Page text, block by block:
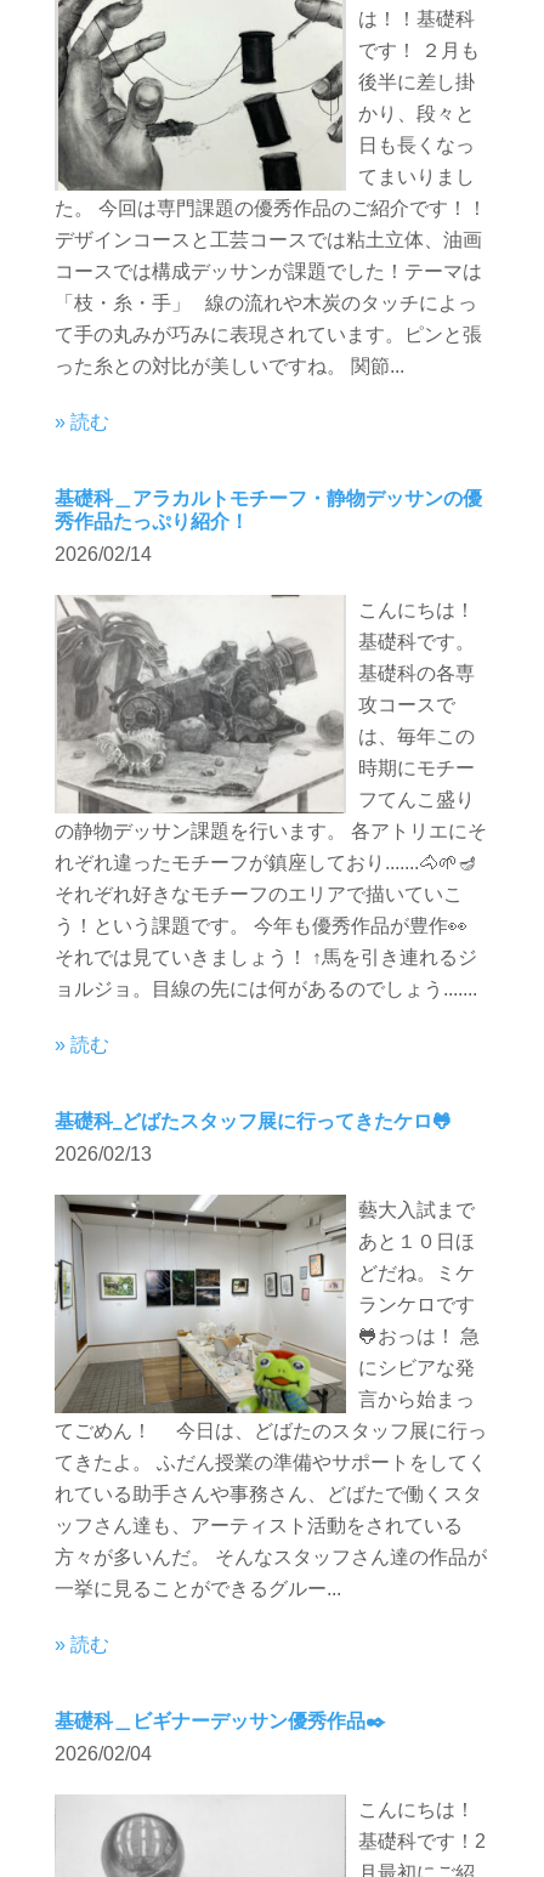
は！！基礎科
です！ ２月も
後半に差し掛
かり、段々と
日も長くなっ
てまいりまし
た。 今回は専門課題の優秀作品のご紹介です！！
デザインコースと工芸コースでは粘土立体、油画
コースでは構成デッサンが課題でした！テーマは
「枝・糸・手」 線の流れや木炭のタッチによっ
て手の丸みが巧みに表現されています。ピンと張
った糸との対比が美しいですね。 関節...
» 読む
基礎科＿アラカルトモチーフ・静物デッサンの優
秀作品たっぷり紹介！
2026/02/14
こんにちは！
基礎科です。
基礎科の各専
攻コースで
は、毎年この
時期にモチー
フてんこ盛り
の静物デッサン課題を行います。 各アトリエにそ
れぞれ違ったモチーフが鎮座しており.......🐴🌱🪔
それぞれ好きなモチーフのエリアで描いていこ
う！という課題です。 今年も優秀作品が豊作👀
それでは見ていきましょう！ ↑馬を引き連れるジ
ョルジョ。目線の先には何があるのでしょう.......
» 読む
基礎科_どばたスタッフ展に行ってきたケロ🐸
2026/02/13
藝大入試まで
あと１０日ほ
どだね。ミケ
ランケロです
🐸おっは！ 急
にシビアな発
言から始まっ
てごめん！ 今日は、どばたのスタッフ展に行っ
てきたよ。 ふだん授業の準備やサポートをしてく
れている助手さんや事務さん、どばたで働くスタ
ッフさん達も、アーティスト活動をされている
方々が多いんだ。 そんなスタッフさん達の作品が
一挙に見ることができるグルー...
» 読む
基礎科＿ビギナーデッサン優秀作品✒️
2026/02/04
こんにちは！
基礎科です！2
月最初にご紹